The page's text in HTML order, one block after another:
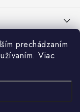
prechádzaním
Viac